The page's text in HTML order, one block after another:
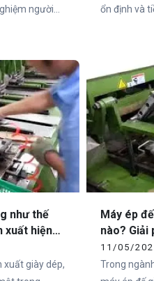
người
ổn định và
không nằm
ngoài, mà
như thế
xuất hiện
xuất giày dép,
Máy ép
nào? Giải
đại cùng
11/05/
Trong